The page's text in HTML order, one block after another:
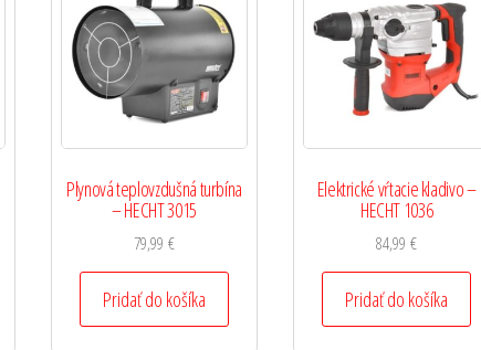
Plynová teplovzdušná turbína
– HECHT 3015
79,99€
Pridať do košíka
Elektrické vŕtacie kladivo –
HECHT 1036
84,99€
Pridať do košíka